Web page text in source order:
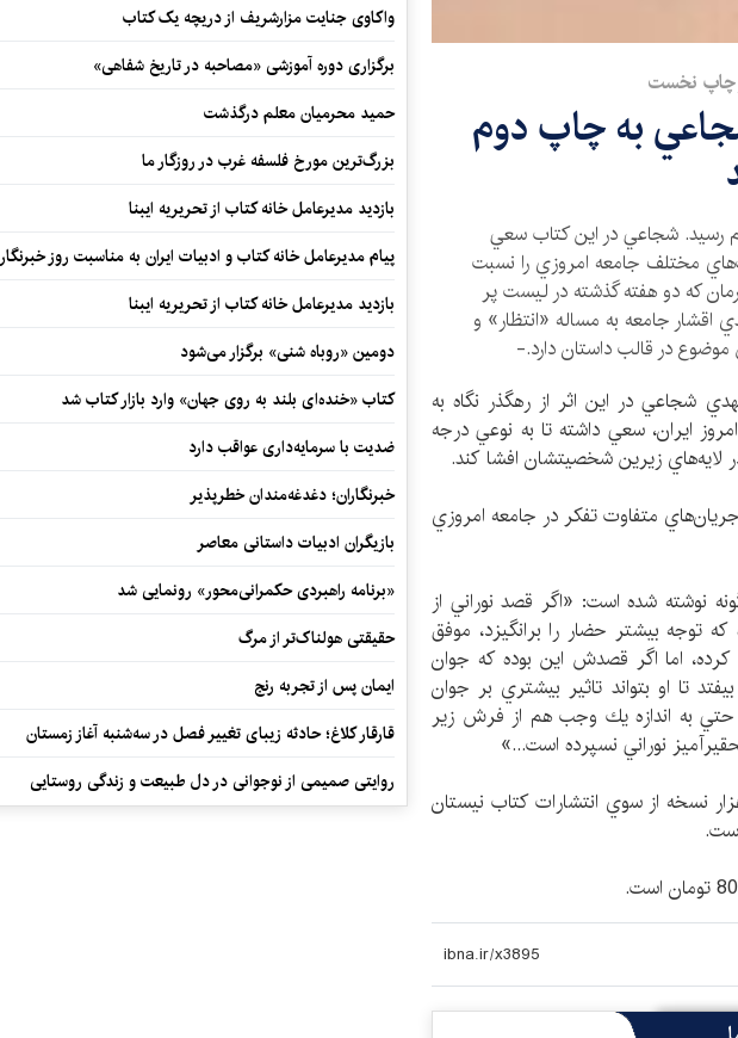
چاپ نخست
به چاپ دوم
رسيد. شجاعي در اين كتاب سعي
مختلف جامعه امروزي را نسبت
رمان كه دو هفته گذشته در ليست پر
اقشار جامعه به مساله «انتظار» و
در قالب داستان دارد.-
شجاعي در اين اثر از رهگذر نگاه به
ايران،‌ سعي داشته تا به نوعي درجه
لايه‌هاي زيرين شخصيتشان افشا كند.
جريان‌هاي متفاوت تفكر در جامعه امروزي
در بخش‌هايي از صفحه 26 اين‌گونه نوشته شده است: «اگر قصد نوراني از
توجه بيشتر حضار را برانگيزد، ‌موفق
اما اگر قصدش اين بوده كه جوان
تا او بتواند تاثير بيشتري بر جوان
حتي به اندازه يك وجب هم از فرش زير
نوراني نسپرده است...»
نسخه از سوي انتشارات كتاب نيستان
واکاوی جنایت مزارشریف از دریچه یک کتاب
برگزاری دوره آموزشی «مصاحبه در تاریخ شفاهی»
حمید محرمیان معلم درگذشت
بزرگ‌ترین مورخ فلسفه غرب در روزگار ما
بازدید مدیرعامل خانه کتاب از تحریریه ایبنا
پیام مدیرعامل خانه کتاب و ادبیات ایران به مناسبت روز خبرنگار
بازدید مدیرعامل خانه کتاب از تحریریه ایبنا
دومین «روباه شنی» برگزار می‌شود
کتاب «خنده‌ای بلند به روی جهان» وارد بازار کتاب شد
ضدیت با سرمایه‌داری عواقب دارد
خبرنگاران؛ دغدغه‌مندان خطرپذیر
بازیگران ادبیات داستانی معاصر
«برنامه راهبردی حکمرانی‌محور» رونمایی شد
حقیقتی هولناک‌تر از مرگ
ایمان پس از تجربه رنج
قارقار کلاغ؛ حادثه زیبای تغییر فصل در سه‌شنبه آغاز زمستان
روایتی صمیمی از نوجوانی در دل طبیعت و زندگی روستایی